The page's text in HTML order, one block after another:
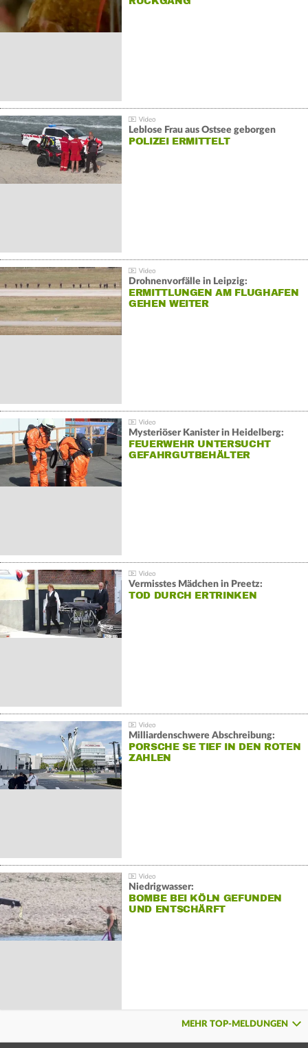
Leblose Frau aus Ostsee geborgen
POLIZEI ERMITTELT
Drohnenvorfälle in Leipzig:
ERMITTLUNGEN AM FLUGHAFEN
GEHEN WEITER
Mysteriöser Kanister in Heidelberg:
FEUERWEHR UNTERSUCHT
GEFAHRGUTBEHÄLTER
Vermisstes Mädchen in Preetz:
TOD DURCH ERTRINKEN
Milliardenschwere Abschreibung:
PORSCHE SE TIEF IN DEN ROTEN
ZAHLEN
Niedrigwasser:
BOMBE BEI KÖLN GEFUNDEN
UND ENTSCHÄRFT
MEHR TOP-MELDUNGEN